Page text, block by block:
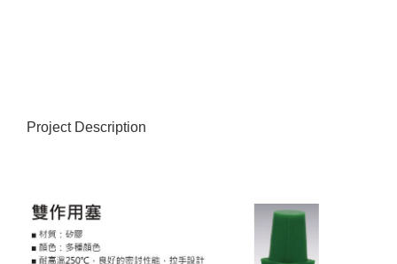
Project Description